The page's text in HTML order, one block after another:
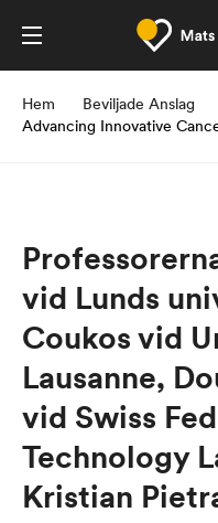
Hem
Beviljade Anslag
Advancing Innovative
vid Lunds
Coukos vid
Lausanne,
vid Swiss
Technology
Kristian